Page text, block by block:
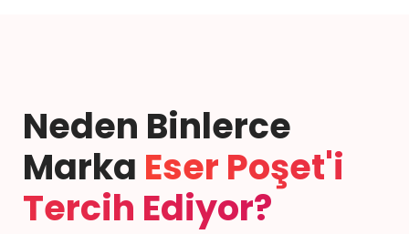
Neden Binlerce
Marka Eser Poşet'i
Tercih Ediyor?